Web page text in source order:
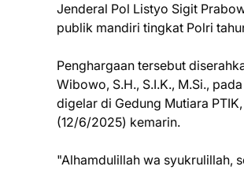
Jenderal Pol Listyo Sigit
publik mandiri tingkat Polri
Penghargaan tersebut
Wibowo, S.H., S.I.K., M.Si.,
digelar di Gedung Mutiara
(12/6/2025) kemarin.
"Alhamdulillah wa syukrulillah,